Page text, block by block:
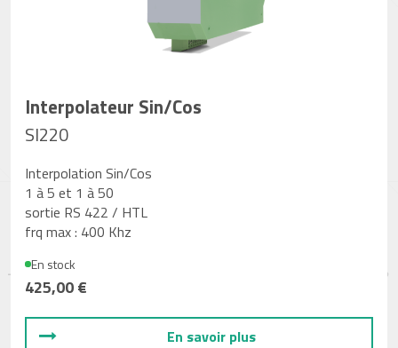
Interpolateur Sin/Cos
SI220
Interpolation Sin/Cos
1 à 5 et 1 à 50
sortie RS 422 / HTL
frq max : 400 Khz
En stock
425,00 €
En savoir plus